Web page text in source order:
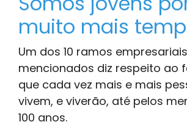
muito mais
Um dos 10 ramos
mencionados diz respeito ao
que cada vez mais e mais
vivem, e viverão, até pelos
100 anos.